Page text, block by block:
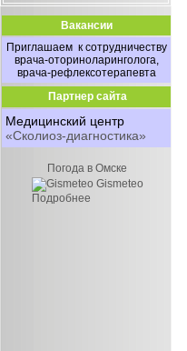
Вакансии
Приглашаем к сотрудничеству
врача-оториноларинголога,
врача-рефлексотерапевта
Партнер сайта
Медицинский центр
«Сколиоз-диагностика»
Погода в Омске
Gismeteo
Подробнее